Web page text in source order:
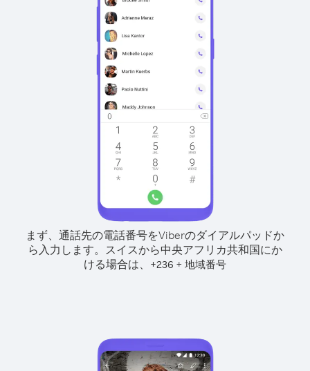
まず、通話先の電話番号をViberのダイアルパッドか
ら入力します。 スイスから中央アフリカ共和国にか
ける場合は、 +236 + 地域番号